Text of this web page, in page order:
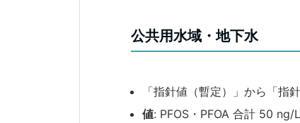
公共用水域・地下水
「指針値（暫定）」から「指
値: PFOS・PFOA 合計 50 ng/L